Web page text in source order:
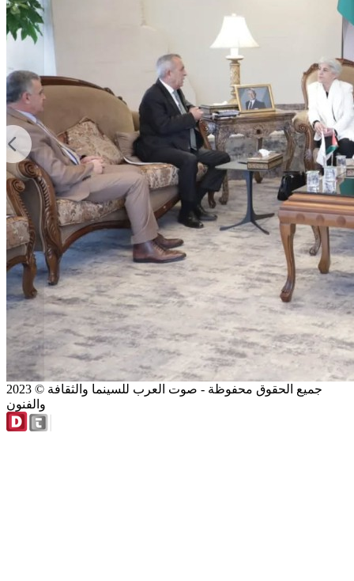
2023 © جميع الحقوق محفوظة - صوت العرب للسينما والثقافة
والفنون